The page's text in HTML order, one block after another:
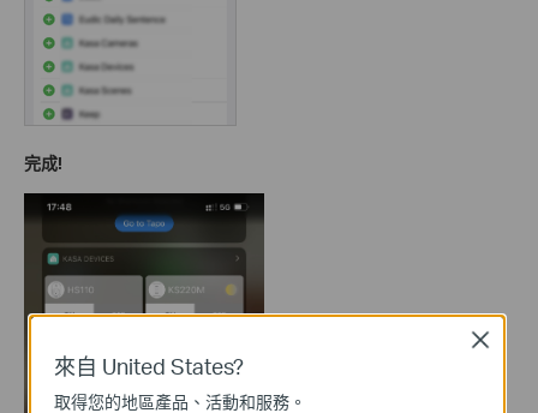
完成!
來自 United States?
取得您的地區產品、活動和服務。
Close